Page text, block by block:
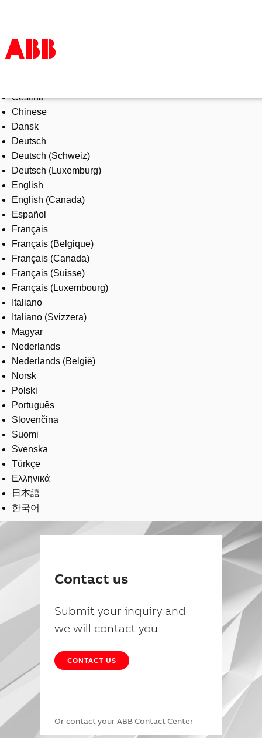
Products & Solutions
Industries
Services
About us
Where to buy
Contact us
Careers
Čeština
Chinese
Dansk
Deutsch
Deutsch (Schweiz)
Deutsch (Luxemburg)
English
English (Canada)
Español
Français
Français (Belgique)
Français (Canada)
Français (Suisse)
Français (Luxembourg)
Italiano
Italiano (Svizzera)
Magyar
Nederlands
Nederlands (België)
Norsk
Polski
Português
Slovenčina
Suomi
Svenska
Türkçe
Ελληνικά
日本語
한국어
Contact us
Submit your inquiry and
we will contact you
CONTACT US
Or contact your ABB Contact Center